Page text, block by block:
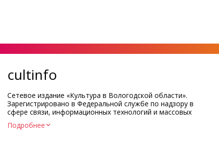
cultinfo
Сетевое издание «Культура в Вологодской области».
Зарегистрировано в Федеральной службе по надзору в
сфере связи, информационных технологий и массовых
Регистрационный номер и дата принятия решения о
Подробнее